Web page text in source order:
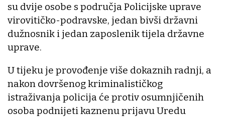
su dvije osobe s područja Policijske uprave
virovitičko-podravske, jedan bivši državni
dužnosnik i jedan zaposlenik tijela državne
uprave.
U tijeku je provođenje više dokaznih radnji, a
nakon dovršenog kriminalističkog
istraživanja policija će protiv osumnjičenih
osoba podnijeti kaznenu prijavu Uredu